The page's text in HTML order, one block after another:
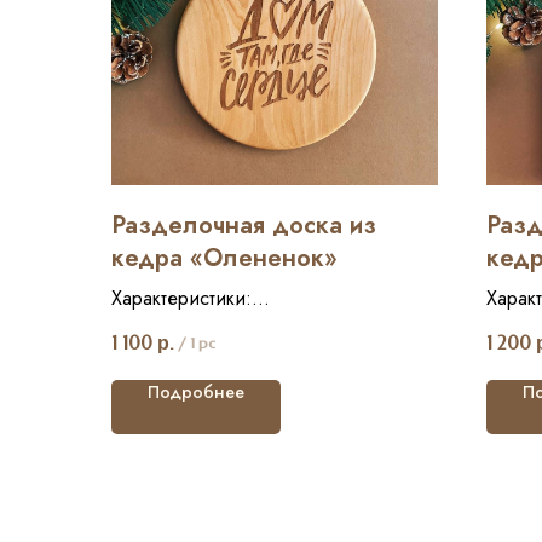
Разделочная доска из
кедра «Олененок»
Характеристики:
Размер: 19*29 см
Состав: кедр
Вес: 300 гр
1 100 р. / 1 pc
Подробнее
Вес:
1 200